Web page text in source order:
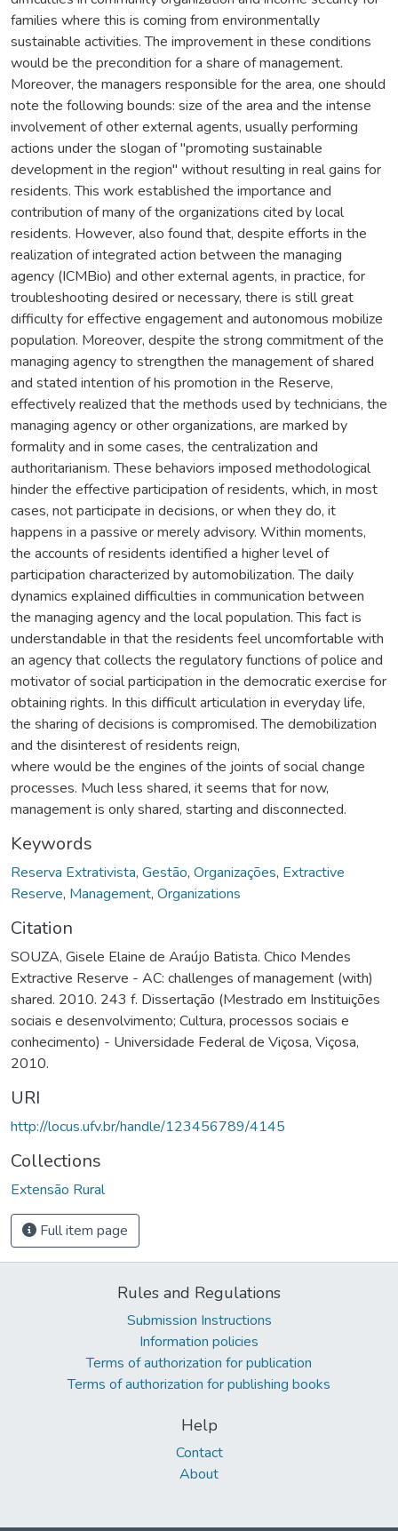
families where this is coming from environmentally
sustainable activities. The improvement in these conditions
would be the precondition for a share of management.
Moreover, the managers responsible for the area, one should
note the following bounds: size of the area and the intense
involvement of other external agents, usually performing
actions under the slogan of "promoting sustainable
development in the region" without resulting in real gains for
residents. This work established the importance and
contribution of many of the organizations cited by local
residents. However, also found that, despite efforts in the
realization of integrated action between the managing
agency (ICMBio) and other external agents, in practice, for
troubleshooting desired or necessary, there is still great
difficulty for effective engagement and autonomous mobilize
population. Moreover, despite the strong commitment of the
managing agency to strengthen the management of shared
and stated intention of his promotion in the Reserve,
effectively realized that the methods used by technicians, the
managing agency or other organizations, are marked by
formality and in some cases, the centralization and
authoritarianism. These behaviors imposed methodological
hinder the effective participation of residents, which, in most
cases, not participate in decisions, or when they do, it
happens in a passive or merely advisory. Within moments,
the accounts of residents identified a higher level of
participation characterized by automobilization. The daily
dynamics explained difficulties in communication between
the managing agency and the local population. This fact is
understandable in that the residents feel uncomfortable with
an agency that collects the regulatory functions of police and
motivator of social participation in the democratic exercise for
obtaining rights. In this difficult articulation in everyday life,
the sharing of decisions is compromised. The demobilization
and the disinterest of residents reign,
where would be the engines of the joints of social change
processes. Much less shared, it seems that for now,
management is only shared, starting and disconnected.
Keywords
Reserva Extrativista, Gestão, Organizações, Extractive
Reserve, Management, Organizations
Citation
SOUZA, Gisele Elaine de Araújo Batista. Chico Mendes
Extractive Reserve - AC: challenges of management (with)
shared. 2010. 243 f. Dissertação (Mestrado em Instituições
sociais e desenvolvimento; Cultura, processos sociais e
conhecimento) - Universidade Federal de Viçosa, Viçosa,
2010.
URI
http://locus.ufv.br/handle/123456789/4145
Collections
Extensão Rural
Full item page
Rules and Regulations
Submission Instructions
Information policies
Terms of authorization for publication
Terms of authorization for publishing books
Help
Contact
About